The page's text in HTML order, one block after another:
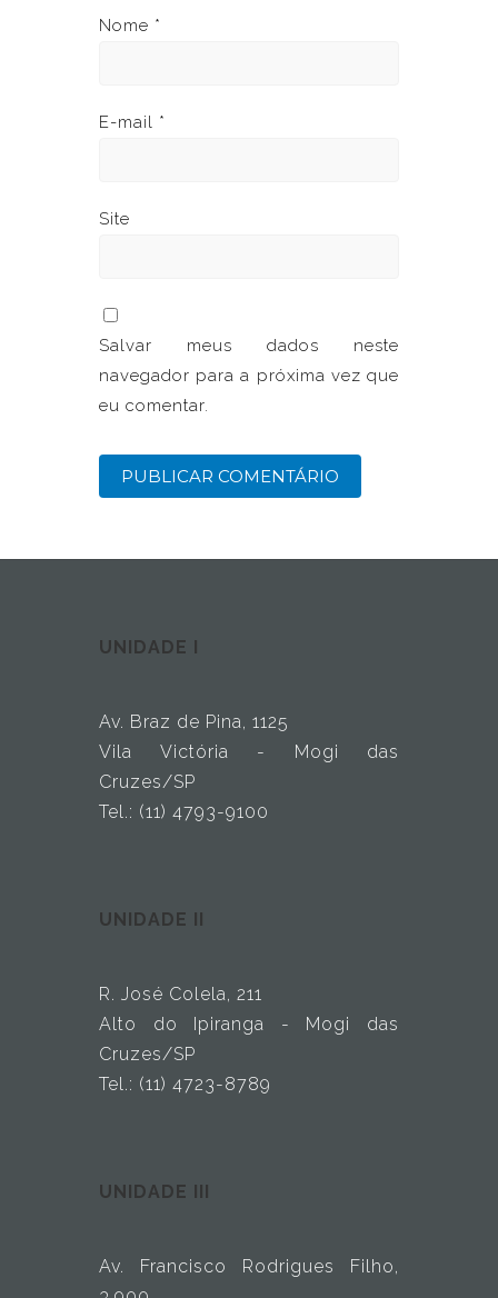
Nome *
E-mail *
Site
Salvar meus dados neste
navegador para a próxima vez que
eu comentar.
UNIDADE I
Av. Braz de Pina, 1125
Vila Victória - Mogi das
Cruzes/SP
Tel.: (11) 4793-9100
UNIDADE II
R. José Colela, 211
Alto do Ipiranga - Mogi das
Cruzes/SP
Tel.: (11) 4723-8789
UNIDADE III
Av. Francisco Rodrigues Filho,